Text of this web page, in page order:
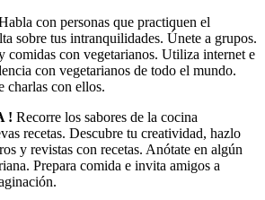
con personas que practiquen el
sobre tus intranquilidades. Únete a grupos.
comidas con vegetarianos. Utiliza internet e
con vegetarianos de todo el mundo.
charlas con ellos.
! Recorre los sabores de la cocina
recetas. Descubre tu creatividad, hazlo
y revistas con recetas. Anótate en algún
Prepara comida e invita amigos a